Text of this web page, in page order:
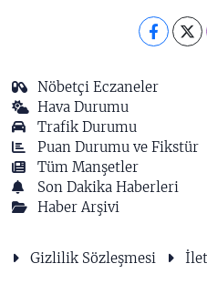
Nöbetçi Eczaneler
Hava Durumu
Trafik Durumu
Puan Durumu ve Fikstür
Tüm Manşetler
Son Dakika Haberleri
Haber Arşivi
Gizlilik Sözleşmesi